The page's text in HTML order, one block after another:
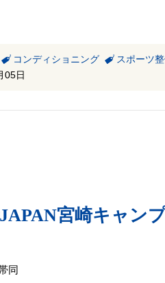
コンディショニング スポーツ
05日
宮崎キャン
同